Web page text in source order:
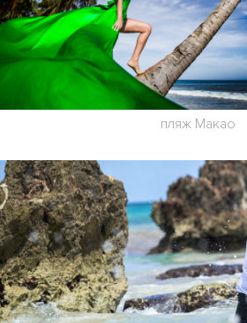
пляж Макао